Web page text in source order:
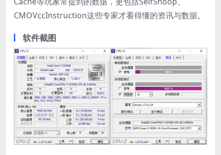
CMOVccInstruction这些专家才看得懂的资讯与数据。
软件截图